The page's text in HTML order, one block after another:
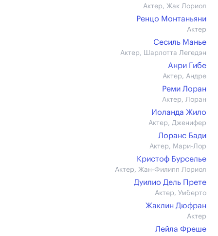
Актер, Жак Лориол
Ренцо Монтаньяни
Актер
Сесиль Манье
Актер, Шарлотта Легедэн
Анри Гибе
Актер, Андре
Реми Лоран
Актер, Лоран
Иоланда Жило
Актер, Дженифер
Лоранс Бади
Актер, Мари-Лор
Кристоф Бурселье
Актер, Жан-Филипп Лориол
Дуилио Дель Прете
Актер, Умберто
Жаклин Дюфран
Актер
Лейла Фреше